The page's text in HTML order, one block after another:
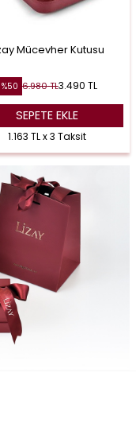
Mücevher Kutusu
%50 6.980TL3.490 TL
SEPETE EKLE
1.163 TL x 3 Taksit